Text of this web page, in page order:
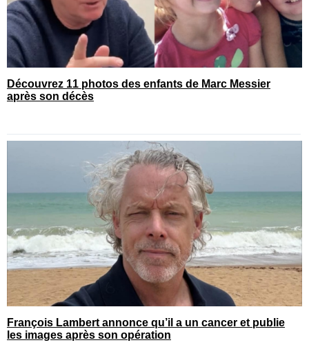
Découvrez 11 photos des enfants de Marc Messier
après son décès
François Lambert annonce qu’il a un cancer et publie
les images après son opération